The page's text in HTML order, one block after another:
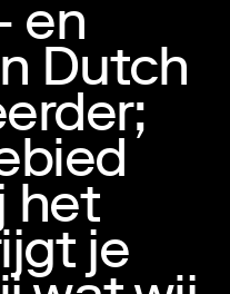
en
Dutch
het
je